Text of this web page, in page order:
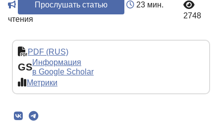
Прослушать статью
23 мин.
чтения
2748
PDF (RUS)
GSИнформация
в Google Scholar
Метрики